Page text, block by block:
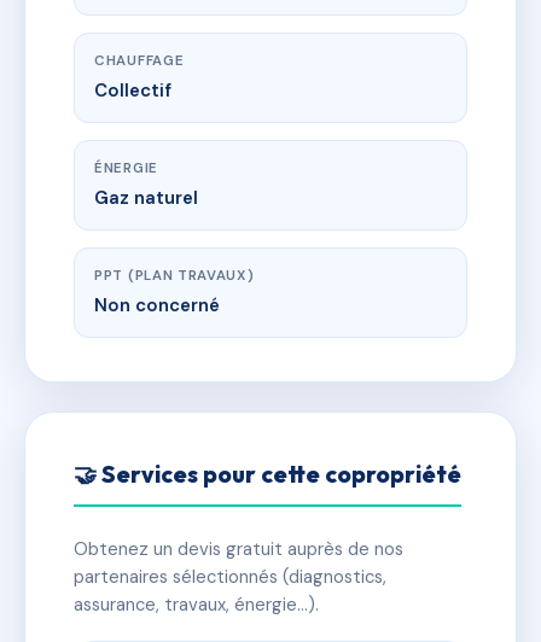
CHAUFFAGE
Collectif
ÉNERGIE
Gaz naturel
PPT (PLAN TRAVAUX)
Non concerné
🤝 Services pour cette copropriété
Obtenez un devis gratuit auprès de nos
partenaires sélectionnés (diagnostics,
assurance, travaux, énergie…).